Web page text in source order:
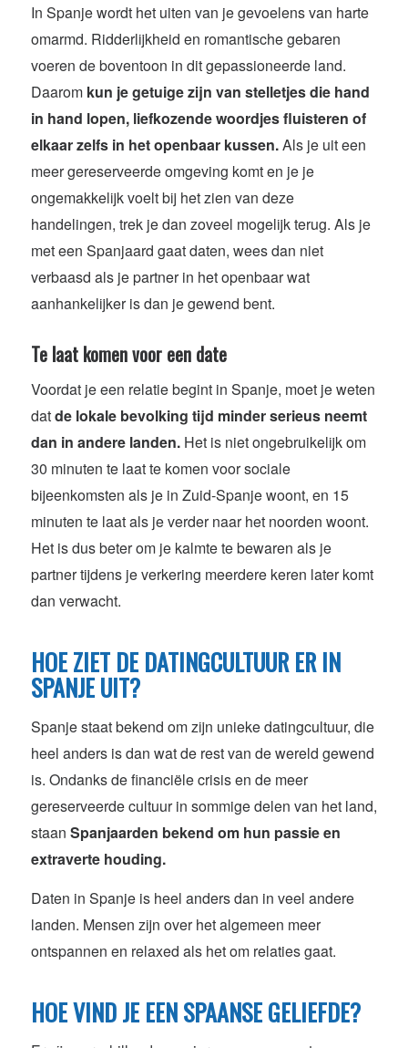
In Spanje wordt het uiten van je gevoelens van harte
omarmd. Ridderlijkheid en romantische gebaren
voeren de boventoon in dit gepassioneerde land.
Daarom kun je getuige zijn van stelletjes die hand
in hand lopen, liefkozende woordjes fluisteren of
elkaar zelfs in het openbaar kussen.Als je uit een
meer gereserveerde omgeving komt en je je
ongemakkelijk voelt bij het zien van deze
handelingen, trek je dan zoveel mogelijk terug. Als je
met een Spanjaard gaat daten, wees dan niet
verbaasd als je partner in het openbaar wat
aanhankelijker is dan je gewend bent.
Te laat komen voor een date
Voordat je een relatie begint in Spanje, moet je weten
datde lokale bevolking tijd minder serieus neemt
dan in andere landen.Het is niet ongebruikelijk om
30 minuten te laat te komen voor sociale
bijeenkomsten als je in Zuid-Spanje woont, en 15
minuten te laat als je verder naar het noorden woont.
Het is dus beter om je kalmte te bewaren als je
partner tijdens je verkering meerdere keren later komt
dan verwacht.
HOE ZIET DE DATINGCULTUUR ER IN
SPANJE UIT?
Spanje staat bekend om zijn unieke datingcultuur, die
heel anders is dan wat de rest van de wereld gewend
is. Ondanks de financiële crisis en de meer
gereserveerde cultuur in sommige delen van het land,
staan Spanjaarden bekend om hun passie en
extraverte houding.
Daten in Spanje is heel anders dan in veel andere
landen. Mensen zijn over het algemeen meer
ontspannen en relaxed als het om relaties gaat.
HOE VIND JE EEN SPAANSE GELIEFDE?